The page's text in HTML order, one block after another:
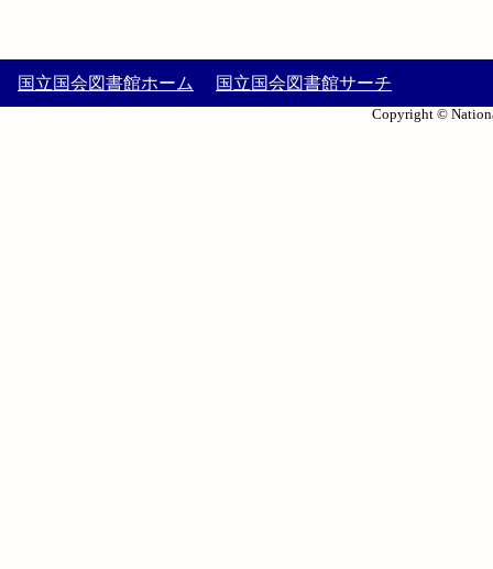
国立国会図書館ホーム 国立国会図書館サーチ
Copyright ©